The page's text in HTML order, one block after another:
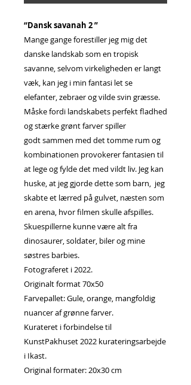
“Dansk savanah 2 ”
Mange gange forestiller jeg mig det
danske landskab som en tropisk
savanne, selvom virkeligheden er langt
væk, kan jeg i min fantasi let se
elefanter, zebraer og vilde svin græsse.
Måske fordi landskabets perfekt fladhed
og stærke grønt farver spiller
godt sammen med det tomme rum og
kombinationen provokerer fantasien til
at lege og fylde det med vildt liv. Jeg kan
huske, at jeg gjorde dette som barn, jeg
skabte et lærred på gulvet, næsten som
en arena, hvor filmen skulle afspilles.
Skuespillerne kunne være alt fra
dinosaurer, soldater, biler og mine
søstres barbies.
Fotograferet i 2022.
Originalt format 70x50
Farvepallet: Gule, orange, mangfoldig
nuancer af grønne farver.
Kurateret i forbindelse til
KunstPakhuset 2022 kurateringsarbejde
i Ikast.
Original formater: 20x30 cm